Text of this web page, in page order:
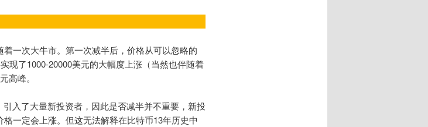
一次大牛市。第一次减半后，价格从可以忽略的
现了1000-20000美元的大幅度上涨（当然也伴随着
峰。
入了大量新投资者，因此是否减半并不重要，新投
一定会上涨。但这无法解释在比特币13年历史中